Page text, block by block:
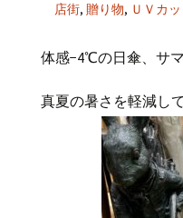
店街, 贈り物, ＵＶカッ
体感−4℃の日傘、サ
真夏の暑さを軽減し